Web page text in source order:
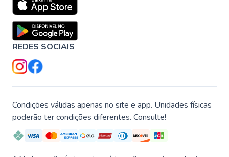
REDES SOCIAIS
Condições válidas apenas no site e app. Unidades físicas
poderão ter condições diferentes. Consulte!